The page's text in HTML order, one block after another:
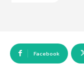
Facebook